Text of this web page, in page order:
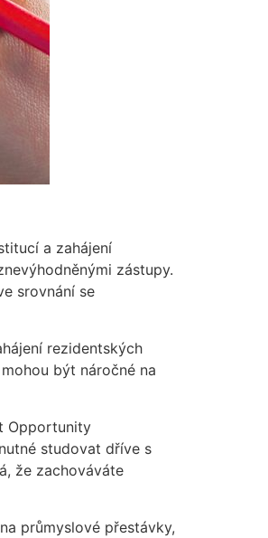
a zahájení
zástupy.
srovnání se
rezidentských
být náročné na
Opportunity
studovat dříve s
že zachováváte
průmyslové přestávky,